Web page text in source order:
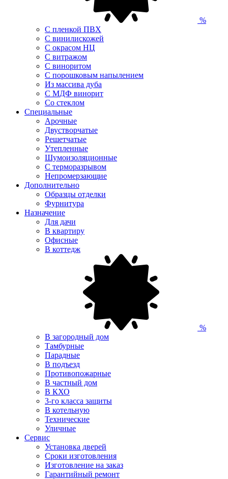
%
С пленкой ПВХ
С винилискожей
С окрасом НЦ
С витражом
С виноритом
С порошковым напылением
Из массива дуба
С МДФ винорит
Со стеклом
Специальные
Арочные
Двустворчатые
Решетчатые
Утепленные
Шумоизоляционные
С терморазрывом
Непромерзающие
Дополнительно
Образцы отделки
Фурнитура
Назначение
Для дачи
В квартиру
Офисные
В коттедж
%
В загородный дом
Тамбурные
Парадные
В подъезд
Противопожарные
В частный дом
В КХО
3-го класса защиты
В котельную
Технические
Уличные
Сервис
Установка дверей
Сроки изготовления
Изготовление на заказ
Гарантийный ремонт